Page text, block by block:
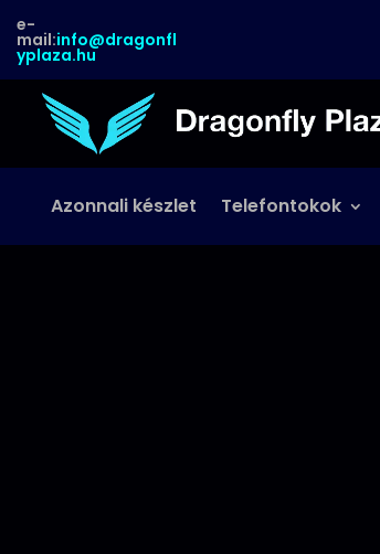
e-
mail:info@dragonfl
yplaza.hu
Azonnali készlet Telefontokok